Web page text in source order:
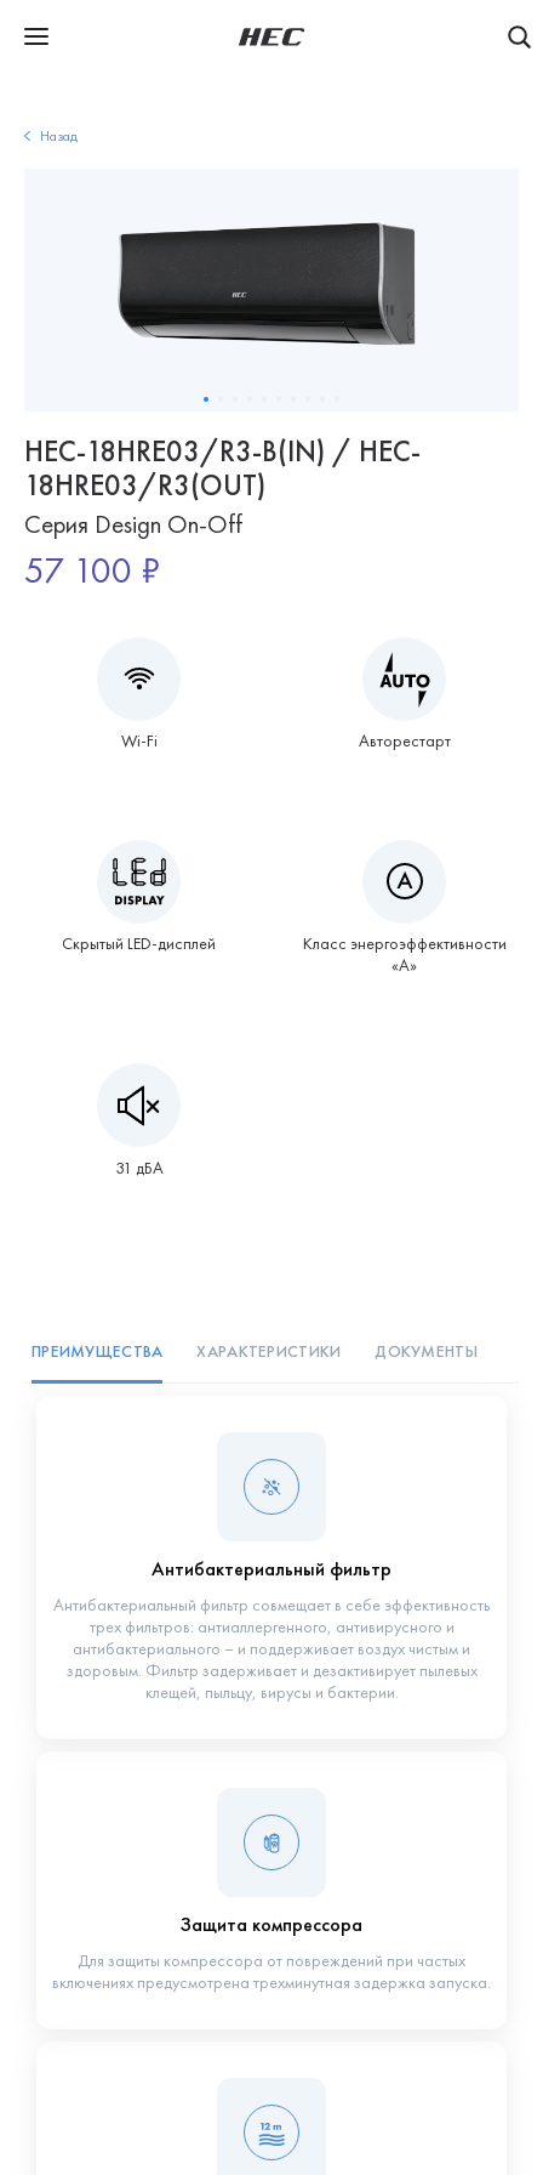
Назад
HEC-18HRE03/R3-B(IN) / HEC-
18HRE03/R3(OUT)
Серия Design On-Off
57 100 ₽
Wi-Fi Авторестарт
Скрытый LED-дисплей
Класс энергоэффективности
«А»
31 дБА
ПРЕИМУЩЕСТВА ХАРАКТЕРИСТИКИ ДОКУМЕНТЫ
Антибактериальный фильтр
Антибактериальный фильтр совмещает в себе эффективность
трех фильтров: антиаллергенного, антивирусного и
антибактериального – и поддерживает воздух чистым и
здоровым. Фильтр задерживает и дезактивирует пылевых
клещей, пыльцу, вирусы и бактерии.
Защита компрессора
Для защиты компрессора от повреждений при частых
включениях предусмотрена трехминутная задержка запуска.